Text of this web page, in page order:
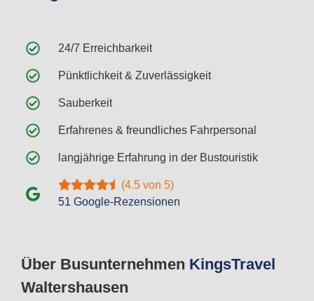
Über Busunternehmen KingsTravel
Waltershausen
24/7 Erreichbarkeit
Pünktlichkeit & Zuverlässigkeit
Sauberkeit
Erfahrenes & freundliches Fahrpersonal
langjährige Erfahrung in der Bustouristik
(4.5 von 5)
51 Google-Rezensionen